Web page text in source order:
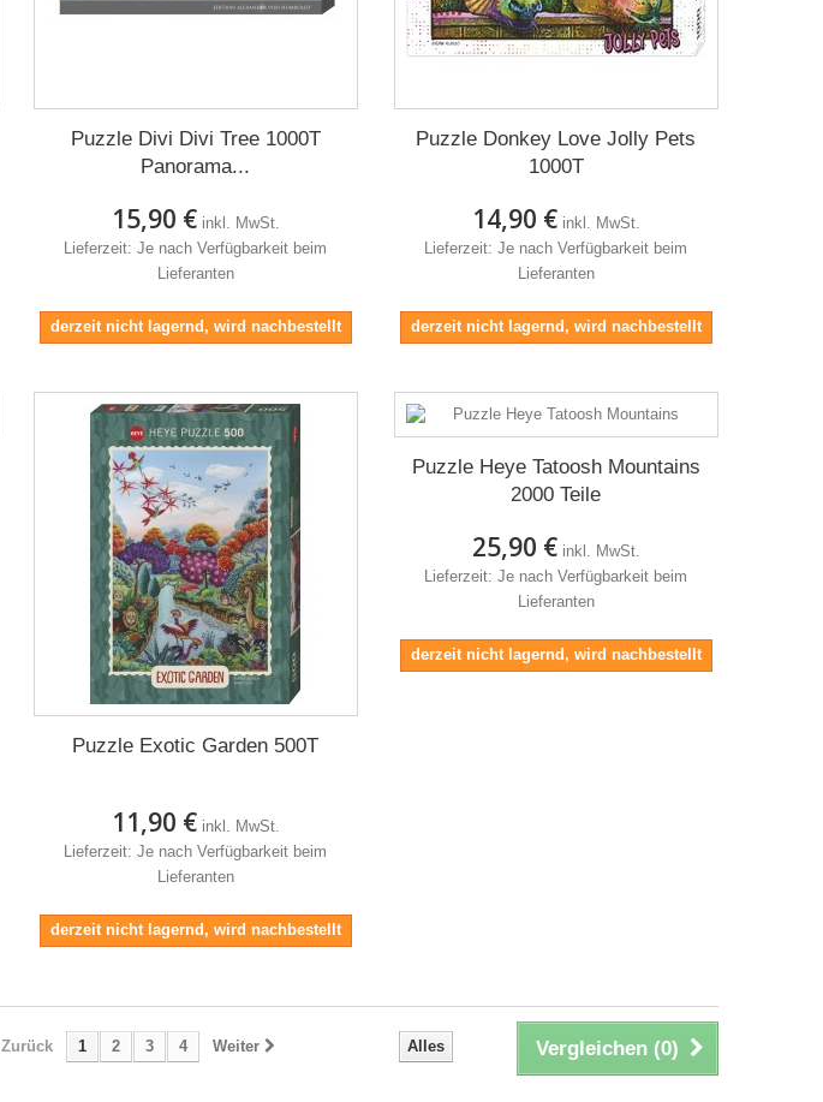
Puzzle Divi Divi Tree 1000T
Panorama...
15,90 € inkl. MwSt.
Lieferzeit: Je nach Verfügbarkeit beim
Lieferanten
derzeit nicht lagernd, wird nachbestellt
Puzzle Donkey Love Jolly Pets
1000T
14,90 € inkl. MwSt.
Lieferzeit: Je nach Verfügbarkeit beim
Lieferanten
derzeit nicht lagernd, wird nachbestellt
Puzzle Exotic Garden 500T
11,90 € inkl. MwSt.
Lieferzeit: Je nach Verfügbarkeit beim
Lieferanten
derzeit nicht lagernd, wird nachbestellt
Puzzle Heye Tatoosh Mountains
2000 Teile
25,90 € inkl. MwSt.
Lieferzeit: Je nach Verfügbarkeit beim
Lieferanten
derzeit nicht lagernd, wird nachbestellt
Vergleichen (0)
Alles
Zurück 1 2 3 4 Weiter